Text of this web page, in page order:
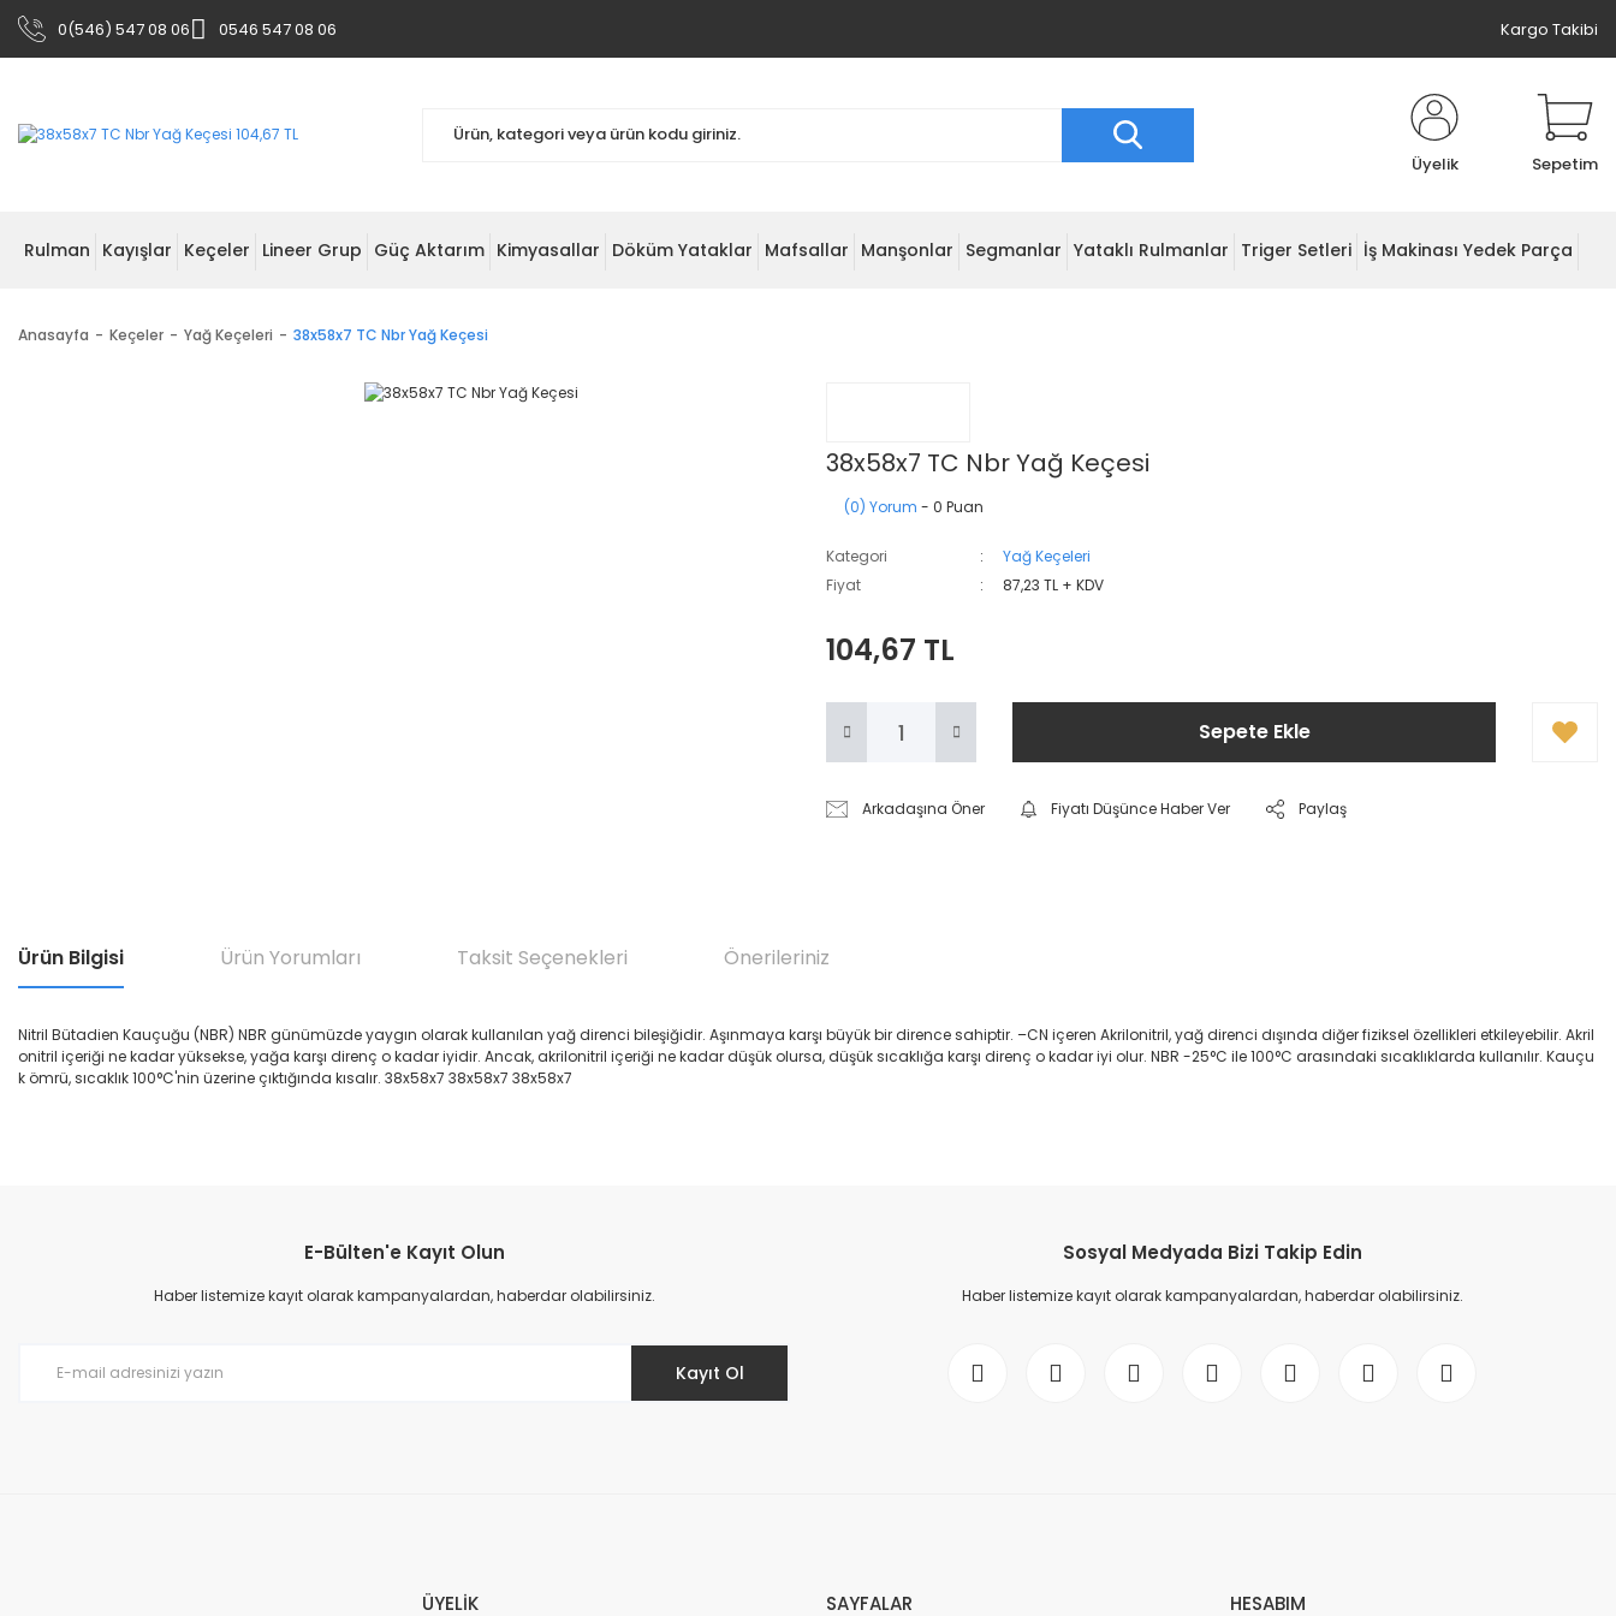
0(546) 547 08 06 0546 547 08 06 Kargo Takibi
Üyelik Sepetim
Rulman Kayışlar Keçeler Lineer Grup Güç Aktarım Kimyasallar Döküm Yataklar Mafsallar Manşonlar Segmanlar Yataklı Rulmanlar Triger Setleri İş Makinası Yedek Parça
Anasayfa Keçeler Yağ Keçeleri 38x58x7 TC Nbr Yağ Keçesi
38x58x7 TC Nbr Yağ Keçesi
(0) Yorum - 0 Puan
Kategori
Yağ Keçeleri
Fiyat
87,23 TL + KDV
104,67 TL
Sepete Ekle
Arkadaşına Öner Fiyatı Düşünce Haber Ver Paylaş
Ürün Bilgisi Ürün Yorumları Taksit Seçenekleri Önerileriniz
Nitril Bütadien Kauçuğu (NBR) NBR günümüzde yaygın olarak kullanılan yağ direnci bileşiğidir. Aşınmaya karşı büyük bir dirence sahiptir. –CN içeren Akrilonitril, yağ direnci dışında diğer fiziksel özellikleri etkileyebilir. Akril
onitril içeriği ne kadar yüksekse, yağa karşı direnç o kadar iyidir. Ancak, akrilonitril içeriği ne kadar düşük olursa, düşük sıcaklığa karşı direnç o kadar iyi olur. NBR -25°C ile 100°C arasındaki sıcaklıklarda kullanılır. Kauçu
k ömrü, sıcaklık 100°C'nin üzerine çıktığında kısalır. 38x58x7 38x58x7 38x58x7
Ürün resmi kalitesiz, bozuk veya görüntülenemiyor.
Ürün açıklamasında eksik bilgiler bulunuyor.
E-Bülten'e Kayıt Olun
Haber listemize kayıt olarak kampanyalardan, haberdar olabilirsiniz.
Kayıt Ol
Sosyal Medyada Bizi Takip Edin
Haber listemize kayıt olarak kampanyalardan, haberdar olabilirsiniz.
ÜYELİK SAYFALAR HESABIM